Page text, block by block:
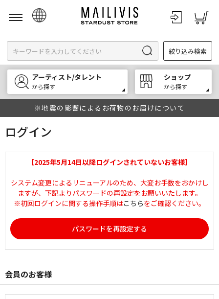
English
한국어
中文
絞り込み検索
アーティスト/タレント
から探す
ショップ
から探す
※地震の影響によるお荷物のお届けについて
ログイン
【2025年5月14日以降ログインされていないお客様】
システム変更によるリニューアルのため、大変お手数をおかけし
ますが、下記よりパスワードの再設定をお願いいたします。
※初回ログインに関する操作手順はこちらをご確認ください。
パスワードを再設定する
会員のお客様